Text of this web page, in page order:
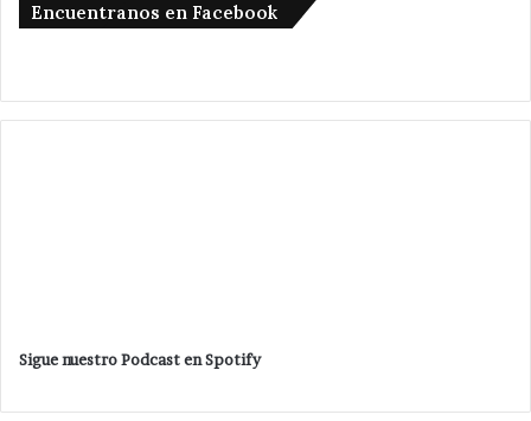
Encuentranos en Facebook
Sigue nuestro Podcast en Spotify